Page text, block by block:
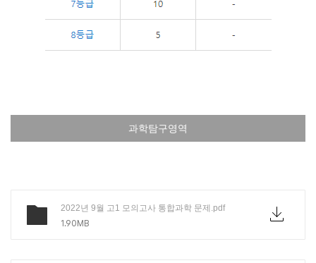
과학탐구영역
2022년 9월 고1 모의고사 통합과학 문제.pdf
1.90MB